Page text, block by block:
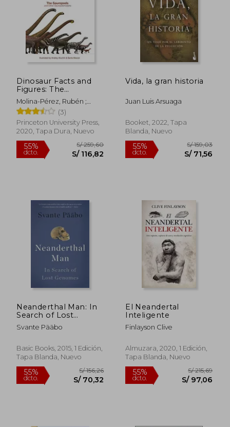
Dinosaur Facts and
Figures: The
Sauropods and Other
Sauropodomorphs
(en Inglés)
Molina-Pérez, Rubén ;
Larramendi, Asier ;
Donaghey, Joan
(3)
Princeton University Press,
2020, Tapa Dura, Nuevo
dcto. S/ 116,82
Vida, la gran historia
Juan Luis Arsuaga
Booket, 2022, Tapa
Blanda, Nuevo
55%
dcto.
Neanderthal Man: In
Search of Lost
Genomes (en Inglés)
Svante Pääbo
Basic Books, 2015, 1 Edición,
Tapa Blanda, Nuevo
El Neandertal
Inteligente
Finlayson Clive
Almuzara, 2020, 1 Edición,
Tapa Blanda, Nuevo